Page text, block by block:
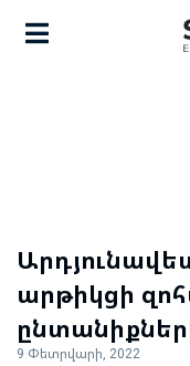
արթիկցի
9 Փետրվարի, 2022